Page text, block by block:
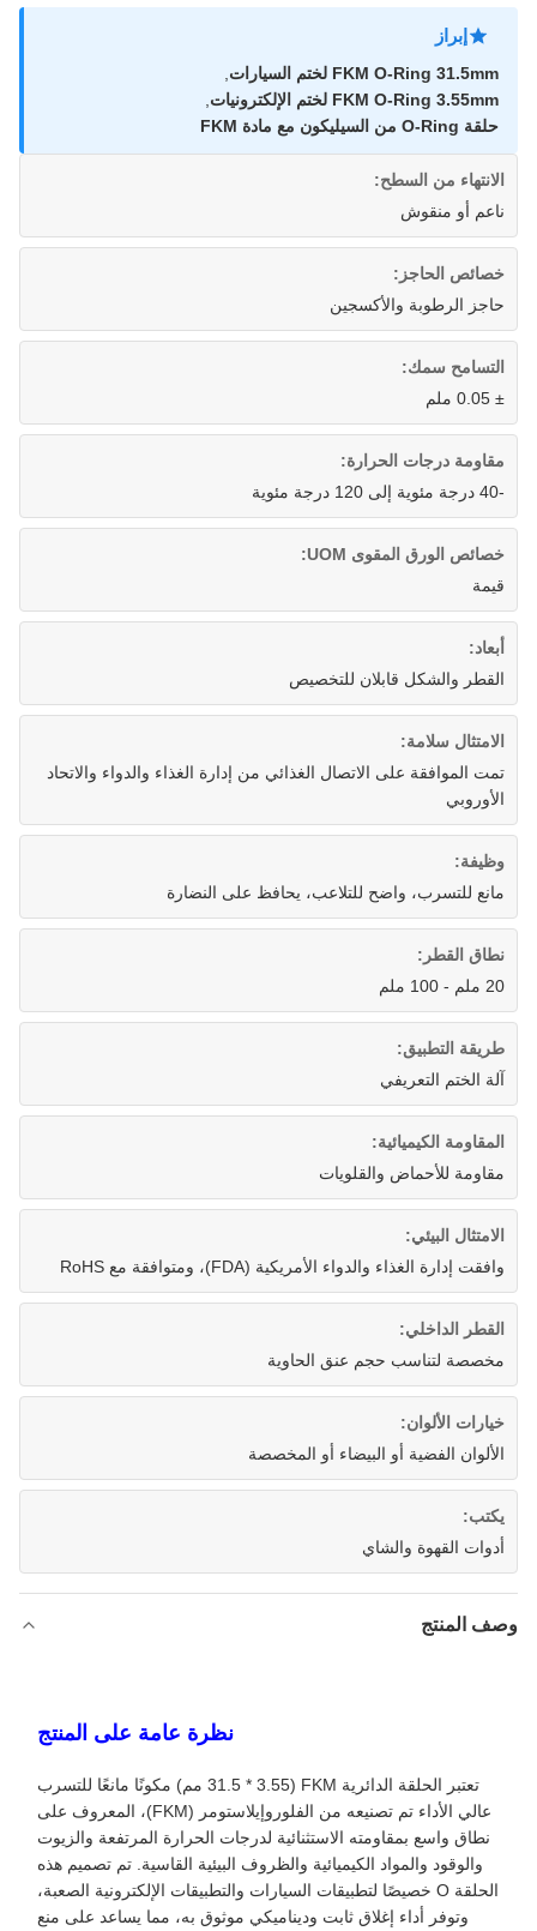
إبراز
FKM O-Ring 31.5mm لختم السيارات
,
FKM O-Ring 3.55mm لختم الإلكترونيات
,
حلقة O-Ring من السيليكون مع مادة FKM
الانتهاء من السطح:
ناعم أو منقوش
خصائص الحاجز:
حاجز الرطوبة والأكسجين
التسامح سمك:
± 0.05 ملم
مقاومة درجات الحرارة:
-40 درجة مئوية إلى 120 درجة مئوية
خصائص الورق المقوى UOM:
قيمة
أبعاد:
القطر والشكل قابلان للتخصيص
الامتثال سلامة:
تمت الموافقة على الاتصال الغذائي من إدارة الغذاء والدواء والاتحاد
الأوروبي
وظيفة:
مانع للتسرب، واضح للتلاعب، يحافظ على النضارة
نطاق القطر:
20 ملم - 100 ملم
طريقة التطبيق:
آلة الختم التعريفي
المقاومة الكيميائية:
مقاومة للأحماض والقلويات
الامتثال البيئي:
وافقت إدارة الغذاء والدواء الأمريكية (FDA)، ومتوافقة مع RoHS
القطر الداخلي:
مخصصة لتناسب حجم عنق الحاوية
خيارات الألوان:
الألوان الفضية أو البيضاء أو المخصصة
يكتب:
أدوات القهوة والشاي
وصف المنتج
نظرة عامة على المنتج
تعتبر الحلقة الدائرية FKM (31.5 * 3.55 مم) مكونًا مانعًا للتسرب
عالي الأداء تم تصنيعه من الفلوروإيلاستومر (FKM)، المعروف على
نطاق واسع بمقاومته الاستثنائية لدرجات الحرارة المرتفعة والزيوت
والوقود والمواد الكيميائية والظروف البيئية القاسية. تم تصميم هذه
الحلقة O خصيصًا لتطبيقات السيارات والتطبيقات الإلكترونية الصعبة،
وتوفر أداء إغلاق ثابت وديناميكي موثوق به، مما يساعد على منع